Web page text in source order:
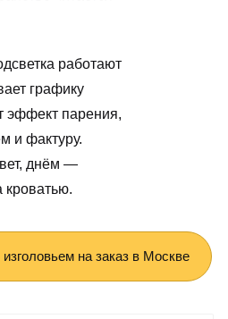
работают
графику
эффект парения,
и фактуру.
днём —
кроватью.
на заказ в Москве